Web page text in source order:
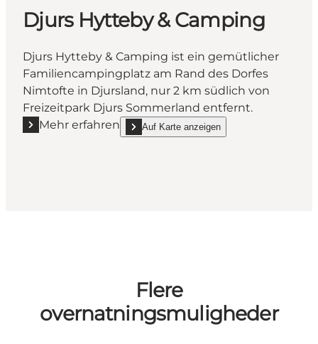
Djurs Hytteby & Camping
Djurs Hytteby & Camping ist ein gemütlicher
Familiencampingplatz am Rand des Dorfes
Nimtofte in Djursland, nur 2 km südlich von
Freizeitpark Djurs Sommerland entfernt.
Mehr erfahren
Mehr erfahren "Djurs Hytteby & Camping"
Auf Karte anzeigen
show Djurs Hytteby & Camping on_map
Flere
overnatningsmuligheder